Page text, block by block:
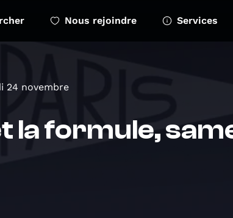
Nous rejoindre Services
24 novembre
la formule,